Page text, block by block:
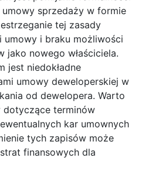
sprzedaży w formie
tej zasady
umowy i braku możliwości
jako nowego właściciela.
jest niedokładne
umowy deweloperskiej w
od dewelopera. Warto
dotyczące terminów
kar umownych
tych zapisów może
finansowych dla